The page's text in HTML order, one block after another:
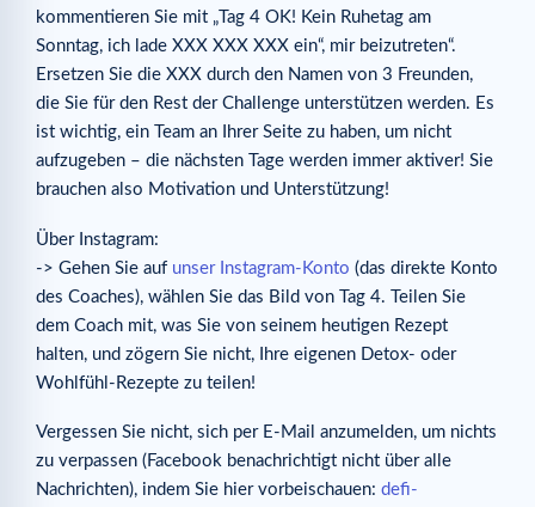
kommentieren Sie mit „Tag 4 OK! Kein Ruhetag am
Sonntag, ich lade XXX XXX XXX ein“, mir beizutreten“.
Ersetzen Sie die XXX durch den Namen von 3 Freunden,
die Sie für den Rest der Challenge unterstützen werden. Es
ist wichtig, ein Team an Ihrer Seite zu haben, um nicht
aufzugeben – die nächsten Tage werden immer aktiver! Sie
brauchen also Motivation und Unterstützung!
Über Instagram:
-> Gehen Sie auf unser Instagram-Konto (das direkte Konto
des Coaches), wählen Sie das Bild von Tag 4. Teilen Sie
dem Coach mit, was Sie von seinem heutigen Rezept
halten, und zögern Sie nicht, Ihre eigenen Detox- oder
Wohlfühl-Rezepte zu teilen!
Vergessen Sie nicht, sich per E-Mail anzumelden, um nichts
zu verpassen (Facebook benachrichtigt nicht über alle
Nachrichten), indem Sie hier vorbeischauen: defi-